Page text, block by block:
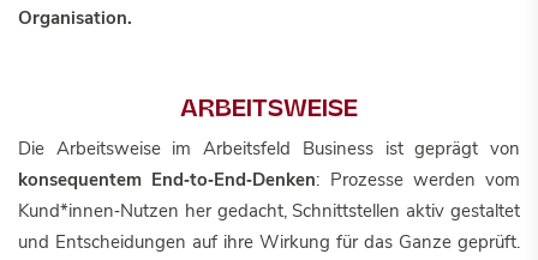
Organisation.
ARBEITSWEISE
Die Arbeitsweise im Arbeitsfeld Business ist geprägt von
konsequentem End‑to‑End‑Denken: Prozesse werden vom
Kund*innen‑Nutzen her gedacht, Schnittstellen aktiv gestaltet
und Entscheidungen auf ihre Wirkung für das Ganze geprüft.